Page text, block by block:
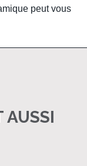
peut vous
AUSSI